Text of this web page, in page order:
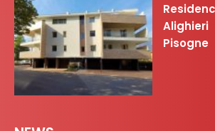
Alighieri
Pisogne